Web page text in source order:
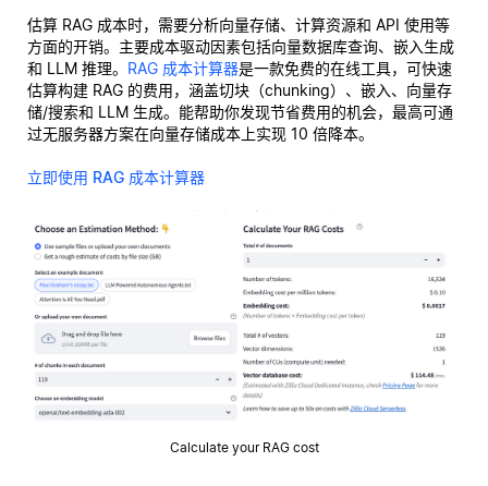
估算 RAG 成本时，需要分析向量存储、计算资源和 API 使用等
方面的开销。主要成本驱动因素包括向量数据库查询、嵌入生成
和 LLM 推理。 RAG 成本计算器是一款免费的在线工具，可快速
估算构建 RAG 的费用，涵盖切块（chunking）、嵌入、向量存
储/搜索和 LLM 生成。能帮助你发现节省费用的机会，最高可通
过无服务器方案在向量存储成本上实现 10 倍降本。
立即使用 RAG 成本计算器
Calculate your RAG cost